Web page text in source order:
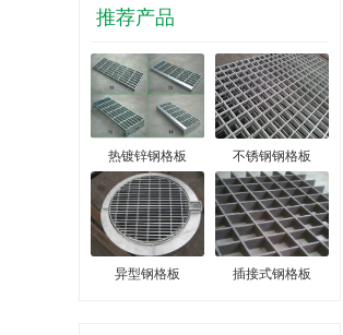
推荐产品
热镀锌钢格板 不锈钢钢格板
异型钢格板 插接式钢格板